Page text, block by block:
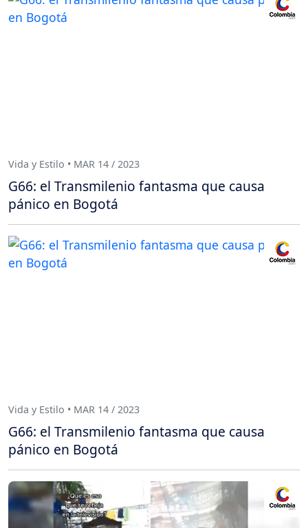
Vida y Estilo • MAR 14 / 2023
G66: el Transmilenio fantasma que causa
pánico en Bogotá
Vida y Estilo • MAR 14 / 2023
G66: el Transmilenio fantasma que causa
pánico en Bogotá